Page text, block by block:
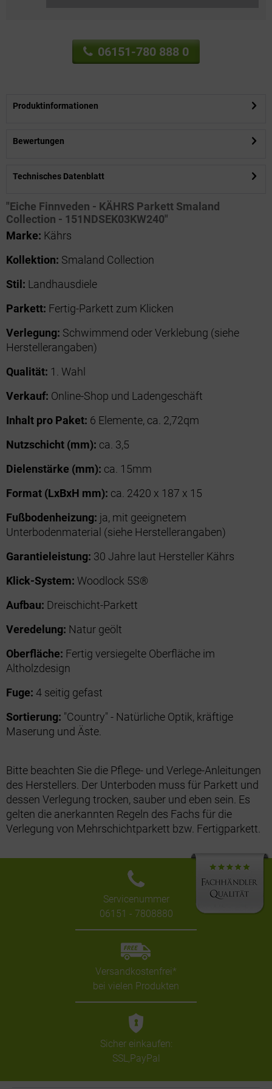
06151-780 888 0
Produktinformationen
Bewertungen
Technisches Datenblatt
"Eiche Finnveden - KÄHRS Parkett Smaland
Collection - 151NDSEK03KW240"
Marke: Kährs
Kollektion: Smaland Collection
Stil: Landhausdiele
Parkett: Fertig-Parkett zum Klicken
Verlegung: Schwimmend oder Verklebung (siehe
Herstellerangaben)
Qualität: 1. Wahl
Verkauf: Online-Shop und Ladengeschäft
Inhalt pro Paket: 6 Elemente, ca. 2,72qm
Nutzschicht (mm): ca. 3,5
Dielenstärke (mm): ca. 15mm
Format (LxBxH mm): ca. 2420 x 187 x 15
Fußbodenheizung: ja, mit geeignetem
Unterbodenmaterial (siehe Herstellerangaben)
Garantieleistung: 30 Jahre laut Hersteller Kährs
Klick-System: Woodlock 5S®
Aufbau: Dreischicht-Parkett
Veredelung: Natur geölt
Oberfläche: Fertig versiegelte Oberfläche im
Altholzdesign
Fuge: 4 seitig gefast
Sortierung: "Country" - Natürliche Optik, kräftige
Maserung und Äste.
Bitte beachten Sie die Pflege- und Verlege-Anleitungen
des Herstellers. Der Unterboden muss für Parkett und
dessen Verlegung trocken, sauber und eben sein. Es
gelten die anerkannten Regeln des Fachs für die
Verlegung von Mehrschichtparkett bzw. Fertigparkett.
Servicenummer
06151 - 7808880
Versandkostenfrei*
bei vielen Produkten
Sicher einkaufen:
SSL,PayPal